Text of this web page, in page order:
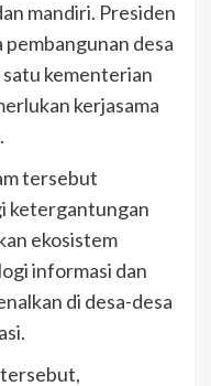
mandiri. Presiden
desa
kementerian
kerjasama
tersebut
ketergantungan
ekosistem
informasi dan
di desa-desa